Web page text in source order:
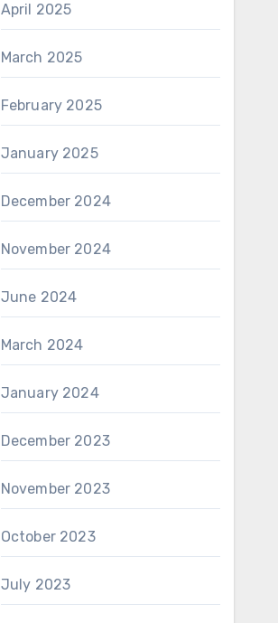
April 2025
March 2025
February 2025
January 2025
December 2024
November 2024
June 2024
March 2024
January 2024
December 2023
November 2023
October 2023
July 2023